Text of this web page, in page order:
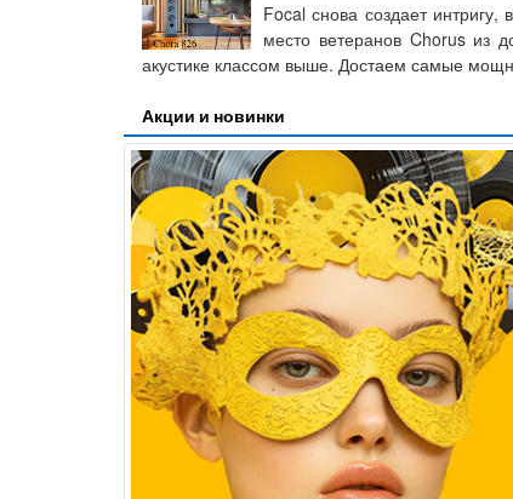
Focal снова создает
место ветеранов Chorus из
акустике классом выше. Достаем самые
Акции и новинки